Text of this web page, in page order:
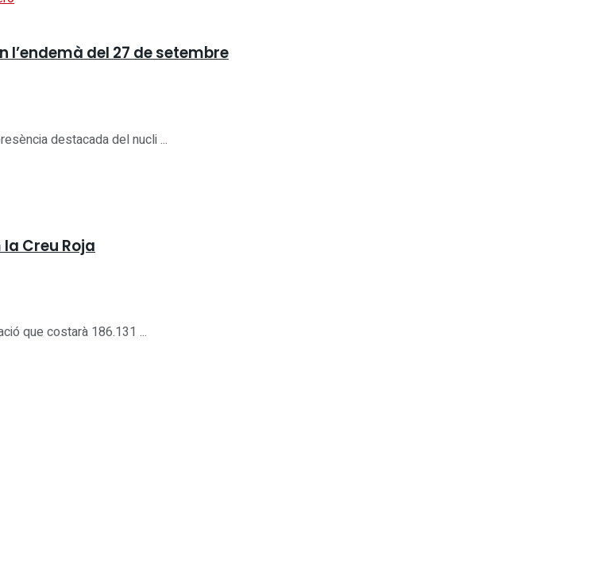
l’endemà del 27 de setembre
destacada del nucli ...
Creu Roja
que costarà 186.131 ...